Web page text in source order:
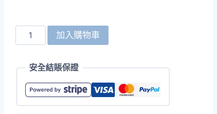
Crossrunner
3900
UV
加入購物車
安全結賬保證